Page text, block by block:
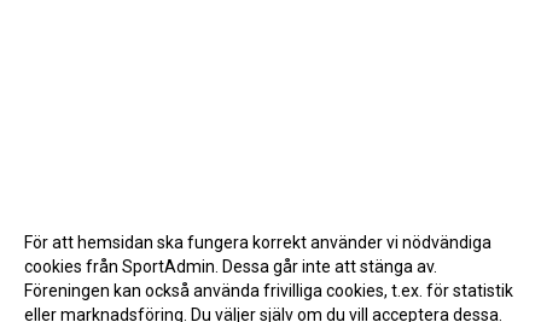
För att hemsidan ska fungera korrekt använder vi nödvändiga
cookies från SportAdmin. Dessa går inte att stänga av.
Föreningen kan också använda frivilliga cookies, t.ex. för statistik
eller marknadsföring. Du väljer själv om du vill acceptera dessa.